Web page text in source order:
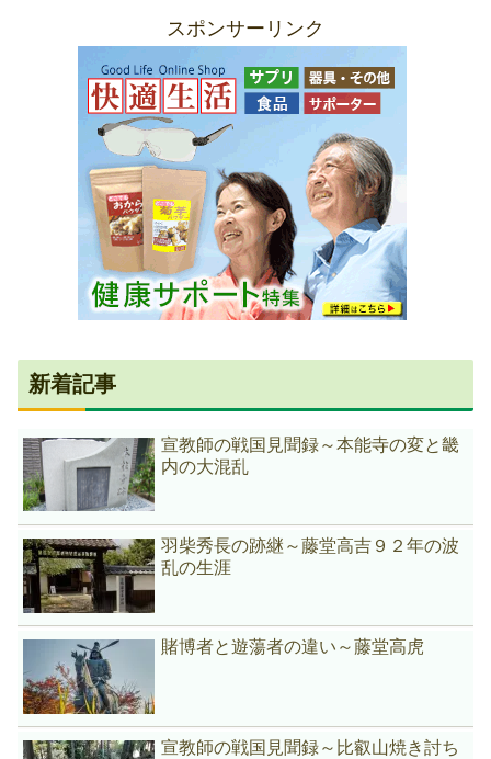
スポンサーリンク
新着記事
宣教師の戦国見聞録～本能寺の変と畿
内の大混乱
羽柴秀長の跡継～藤堂高吉９２年の波
乱の生涯
賭博者と遊蕩者の違い～藤堂高虎
宣教師の戦国見聞録～比叡山焼き討ち